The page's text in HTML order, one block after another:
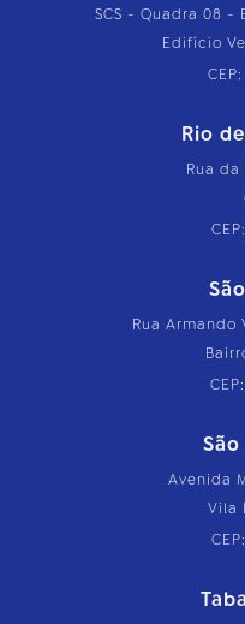
SCS - Quadra 08 -
Edifício
Rio
Rua da
Rua Armando
Avenida
Vila